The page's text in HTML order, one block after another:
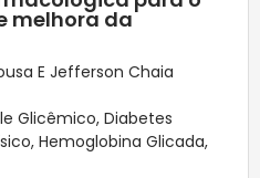
melhora da
E Jefferson Chaia
Glicêmico, Diabetes
, Hemoglobina Glicada,